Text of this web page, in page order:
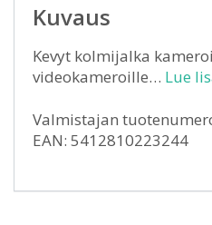
Kuvaus
Kevyt kolmijalka
videokameroille… Lue
Valmistajan
EAN: 5412810223244